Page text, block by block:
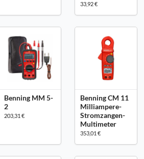
33,92 €
Benning MM 5-
2
203,31 €
Benning CM 11
Milliampere-
Stromzangen-
Multimeter
353,01 €